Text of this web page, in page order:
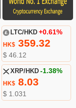
LTC/HKD +0.61%
HK$359.32
$ 46.12
XRP/HKD -1.38%
HK$8.03
$ 1.031